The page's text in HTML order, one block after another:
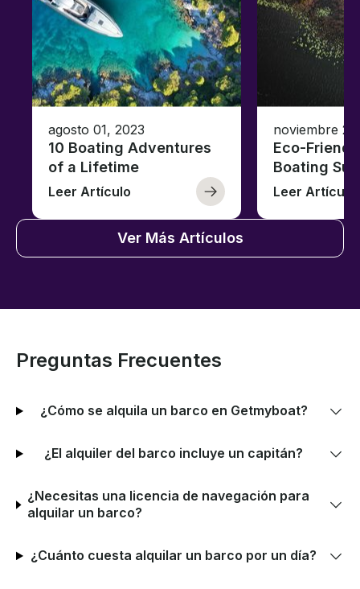
agosto 01, 2023
10 Boating Adventures
of a Lifetime
Leer Artículo
noviembre
Eco-
Boating
Leer Artículo
Ver Más Artículos
Preguntas Frecuentes
¿Cómo se alquila un barco en Getmyboat?
¿El alquiler del barco incluye un capitán?
¿Necesitas una licencia de navegación para
alquilar un barco?
¿Cuánto cuesta alquilar un barco por un día?